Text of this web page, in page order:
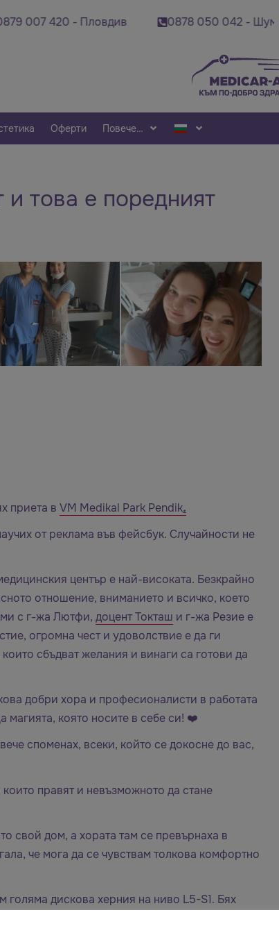
420 - Пловдив 0878 050 042 - Шумен
Оферти Повече…
това е поредният
приета в VM Medikal Park Pendik.
от реклама във фейсбук. Случайности не
център е най-високата. Безкрайно
отношение, вниманието и всичко, което
ми с г-жа Лютфи, доцент Токташ и г-жа Резие е
огромна чест и удоволствие е да ги
сбъдват желания и винаги са готови да
добри хора и професионалисти в работата
магията, която носите в себе си! ❤️
споменах, всеки, който се докосне до вас,
правят и невъзможното да стане
свой дом, а хората там се превърнаха в
че мога да се чувствам толкова комфортно
голяма дискова херния на ниво L5-S1. Бях
нещата се усложниха за кратък период от